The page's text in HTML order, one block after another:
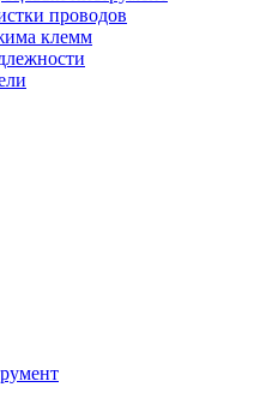
проводов
клемм